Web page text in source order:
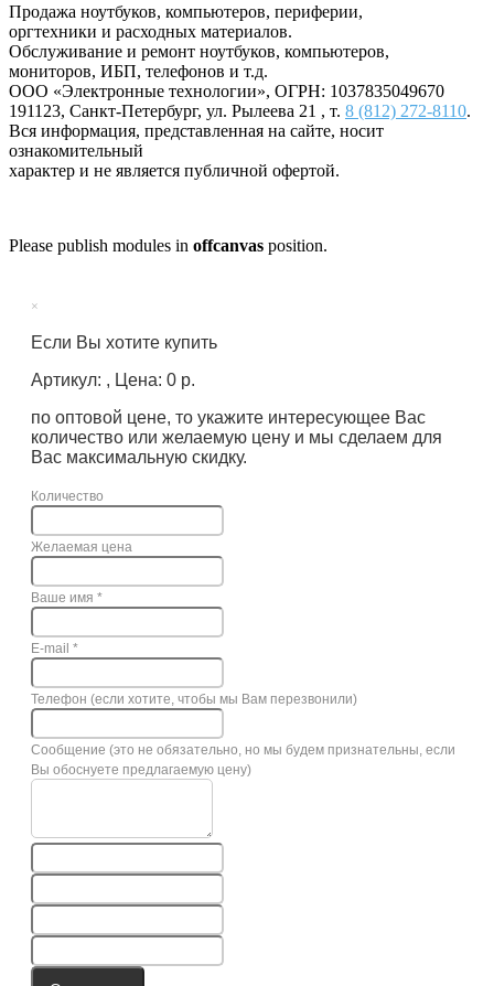
Продажа ноутбуков, компьютеров, периферии,
оргтехники и расходных материалов.
Обслуживание и ремонт ноутбуков, компьютеров,
мониторов, ИБП, телефонов и т.д.
ООО «Электронные технологии», ОГРН: 1037835049670
191123, Санкт-Петербург, ул. Рылеева 21 , т. 8 (812) 272-8110.
Вся информация, представленная на сайте, носит
ознакомительный
характер и не является публичной офертой.
Please publish modules in offcanvas position.
×
Если Вы хотите купить
Артикул: , Цена: 0 р.
по оптовой цене, то укажите интересующее Вас
количество или желаемую цену и мы сделаем для
Вас максимальную скидку.
Количество
Желаемая цена
Ваше имя *
E-mail *
Телефон (если хотите, чтобы мы Вам перезвонили)
Сообщение (это не обязательно, но мы будем признательны, если
Вы обоснуете предлагаемую цену)